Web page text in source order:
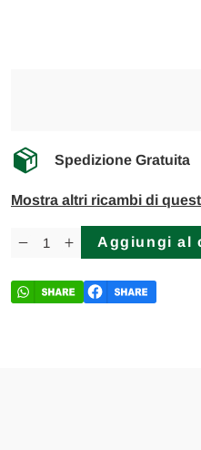
Spedizione Gratuita
Mostra altri ricambi di
attuale:
Diminuisci
di
FIAT
Aumenta
di
FIAT